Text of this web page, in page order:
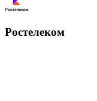
Ростелеком